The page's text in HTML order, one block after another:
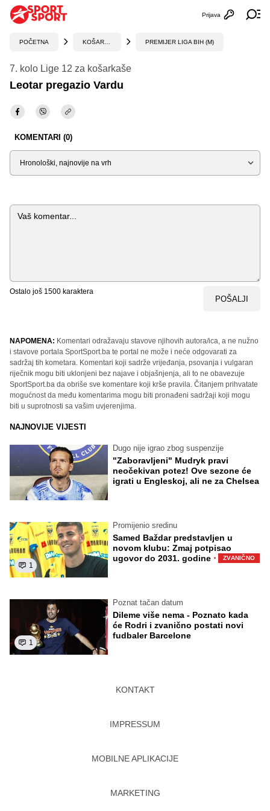
Otvori
Prijava
POČETNA PREMIJER LIGA BIH (M)
7. kolo Lige 12 za košarkaše
Leotar pregazio Vardu
KOMENTARI (0)
Sortiraj
Komentar
Ostalo još 1500 karaktera
POŠALJI
NAPOMENA: Komentari odražavaju stavove njihovih autora/ica, a ne nužno
i stavove portala SportSport.ba te portal ne može i neće odgovarati za
sadržaj tih kometara. Komentari koji sadrže vrijeđanja, psovanja i vulgaran
riječnik mogu biti uklonjeni bez najave i objašnjenja, ali to ne obavezuje
SportSport.ba da obriše sve komentare koji krše pravila. Čitanjem prihvatate
mogućnost da među komentarima mogu biti pronađeni sadržaji koji mogu
biti u suprotnosti sa vašim uvjerenjima.
NAJNOVIJE VIJESTI
Dugo nije igrao zbog suspenzije
"Zaboravljeni" Mudryk pravi
neočekivan potez! Ove sezone će
igrati u Engleskoj, ali ne za Chelsea
1
Promijenio sredinu
Samed Baždar predstavljen u
novom klubu: Zmaj potpisao
ugovor do 2031. godine · ZVANIČNO
1
Poznat tačan datum
Dileme više nema - Poznato kada
će Rodri i zvanično postati novi
fudbaler Barcelone
KONTAKT
IMPRESSUM
MOBILNE APLIKACIJE
MARKETING